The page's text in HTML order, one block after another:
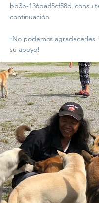
bb3b-
continuación.
¡No podemos agradecerles
su apoyo!